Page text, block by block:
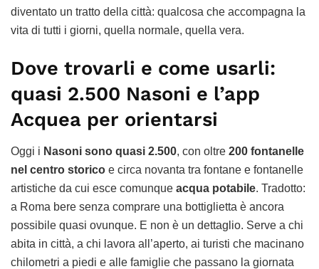
diventato un tratto della città: qualcosa che accompagna la
vita di tutti i giorni, quella normale, quella vera.
Dove trovarli e come usarli:
quasi 2.500 Nasoni e l’app
Acquea per orientarsi
Oggi i Nasoni sono quasi 2.500, con oltre 200 fontanelle
nel centro storico e circa novanta tra fontane e fontanelle
artistiche da cui esce comunque acqua potabile. Tradotto:
a Roma bere senza comprare una bottiglietta è ancora
possibile quasi ovunque. E non è un dettaglio. Serve a chi
abita in città, a chi lavora all’aperto, ai turisti che macinano
chilometri a piedi e alle famiglie che passano la giornata